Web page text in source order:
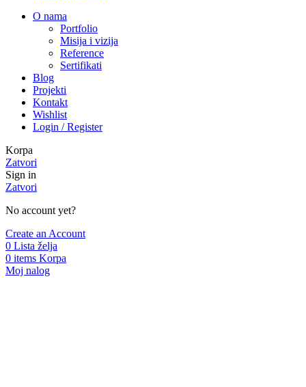
O nama
Portfolio
Misija i vizija
Reference
Sertifikati
Blog
Projekti
Kontakt
Wishlist
Login / Register
Korpa
Zatvori
Sign in
Zatvori
No account yet?
Create an Account
0 Lista želja
0 items Korpa
Moj nalog